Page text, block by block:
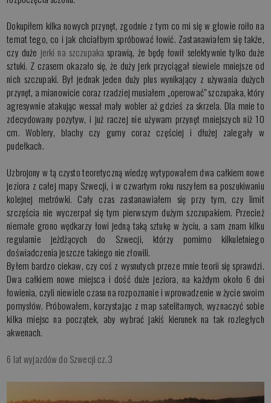
Dokupiłem kilka nowych przynęt, zgodnie z tym co mi się w głowie roiło na
temat tego, co i jak chciałbym spróbować łowić. Zastanawiałem się także,
czy duże jerki na szczupaka sprawią, że będę łowił selektywnie tylko duże
sztuki. Z czasem okazało się, że duży jerk przyciągał niewiele mniejsze od
nich szczupaki. Był jednak jeden duży plus wynikający z używania dużych
przynęt, a mianowicie coraz rzadziej musiałem „operować” szczupaka, który
agresywnie atakując wessał mały wobler aż gdzieś za skrzela. Dla mnie to
zdecydowany pozytyw, i już raczej nie używam przynęt mniejszych niż 10
cm. Woblery, blachy czy gumy coraz częściej i dłużej zalegały w
pudełkach.
Uzbrojony w tą czysto teoretyczną wiedzę wytypowałem dwa całkiem nowe
jeziora z całej mapy Szwecji, i w czwartym roku ruszyłem na poszukiwaniu
kolejnej metrówki. Cały czas zastanawiałem się przy tym, czy limit
szczęścia nie wyczerpał się tym pierwszym dużym szczupakiem. Przecież
niemałe grono wędkarzy łowi jedną taką sztukę w życiu, a sam znam kilku
regularnie jeżdżących do Szwecji, którzy pomimo kilkuletniego
doświadczenia jeszcze takiego nie złowili.
Byłem bardzo ciekaw, czy coś z wysnutych przeze mnie teorii się sprawdzi.
Dwa całkiem nowe miejsca i dość duże jeziora, na każdym około 6 dni
łowienia, czyli niewiele czasu na rozpoznanie i wprowadzenie w życie swoim
pomysłów. Próbowałem, korzystając z map satelitarnych, wyznaczyć sobie
kilka miejsc na początek, aby wybrać jakiś kierunek na tak rozległych
akwenach.
6 lat wyjazdów do Szwecji cz.3